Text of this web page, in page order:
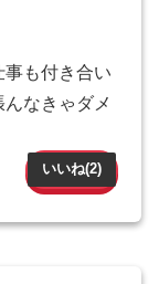
も付き合い
なきゃダメ
いいね(2)